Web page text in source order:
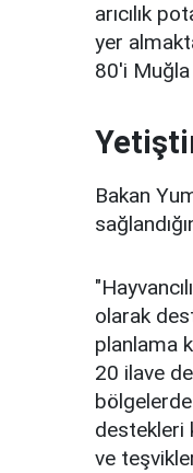
arıcılık
yer
80'i
Bakan
olarak
planlama
20 ilave
destekleri
ve